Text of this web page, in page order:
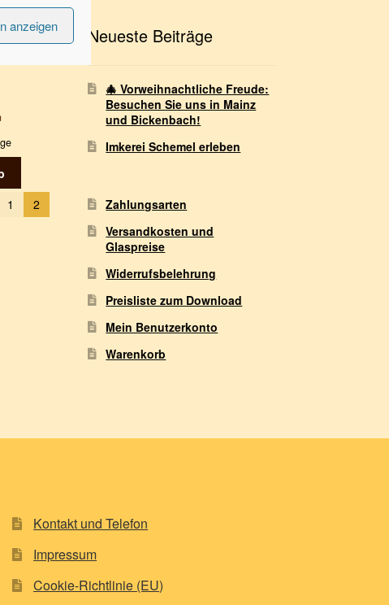
anzeigen
1 2
Neueste Beiträge
🎄 Vorweihnachtliche Freude:
Besuchen Sie uns in Mainz
und Bickenbach!
Imkerei Schemel erleben
Zahlungsarten
Versandkosten und
Glaspreise
Widerrufsbelehrung
Preisliste zum Download
Mein Benutzerkonto
Warenkorb
Kontakt und Telefon
Impressum
Cookie-Richtlinie (EU)